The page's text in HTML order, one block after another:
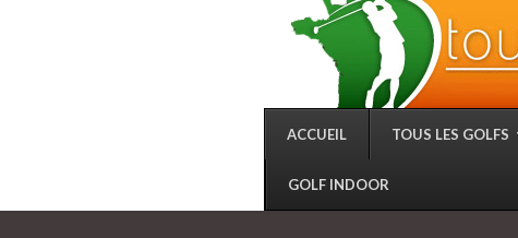
ACCUEIL TOUS LES GOLFS
GOLF INDOOR